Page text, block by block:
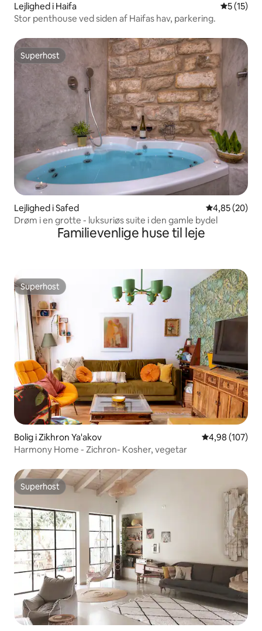
Lejlighed i Haifa 5 ud af 5
5 (15)
Stor penthouse ved siden af Haifas hav, parkering.
Superhost
Superhost
Lejlighed i Safed 4,85 ud af 5 i
4,85 (20)
Drøm i en grotte - luksuriøs suite i den gamle bydel
Familievenlige huse til leje
Superhost
Superhost
Bolig i Zikhron Ya'akov 4,98 ud af 5 i
4,98 (107)
Harmony Home - Zichron- Kosher, vegetar
Superhost
Superhost